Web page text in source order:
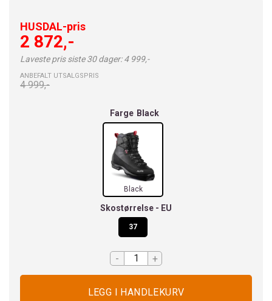
HUSDAL-pris
2 872,-
Laveste pris siste 30 dager: 4 999,-
ANBEFALT UTSALGSPRIS
4 999,-
Farge Black
Black
Skostørrelse - EU
37
- +